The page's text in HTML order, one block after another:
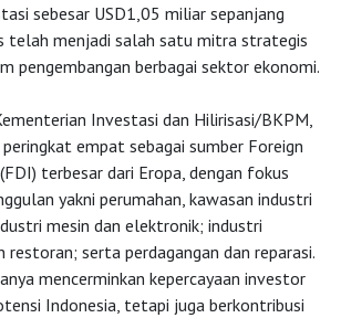
sebesar USD1,05 miliar sepanjang
telah menjadi salah satu mitra strategis
pengembangan berbagai sektor ekonomi.
Investasi dan Hilirisasi/BKPM,
empat sebagai sumber Foreign
terbesar dari Eropa, dengan fokus
yakni perumahan, kawasan industri
mesin dan elektronik; industri
serta perdagangan dan reparasi.
mencerminkan kepercayaan investor
Indonesia, tetapi juga berkontribusi